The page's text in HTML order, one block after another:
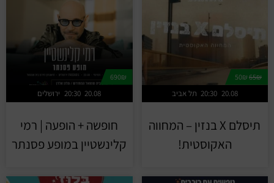
65₪
תל אביב 20:30 20.08
תיסלם X בנזין – המחווה
האקוסטית!
690₪
ירושלים 20:30 20.08
חופשה + הופעה | רמי
קלינשטיין במופע פסנתר